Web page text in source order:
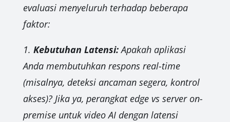
evaluasi menyeluruh terhadap beberapa
faktor:
1. Kebutuhan Latensi:Apakah aplikasi
Anda membutuhkan respons real-time
(misalnya, deteksi ancaman segera, kontrol
akses)? Jika ya, perangkat edge vs server on-
premise untuk video AI dengan latensi